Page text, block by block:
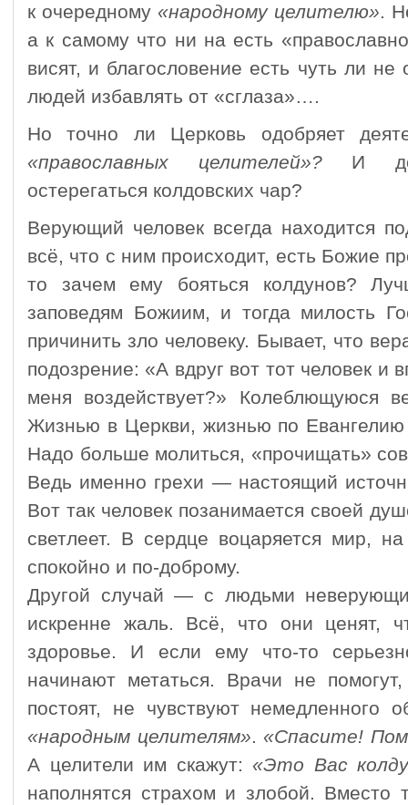
к очередному «народному целителю».
а к самому что ни на есть
висят, и благосло­вение есть чуть ли
людей избавлять от «сглаза»….
Но точно ли Церковь одобряет
«православных целителей»?И
остерегаться колдовских чар?
Верующий человек всегда находится
всё, что с ним происходит, есть Божие
то зачем ему бояться колдунов?
заповедям Божиим, и тогда милость
причинить зло человеку. Бывает, что
подозрение: «А вдруг вот тот человек и
меня воздействует?» Колеблющуюся
Жизнью в Церкви, жизнью по
Надо больше молиться, «прочищать»
Ведь именно грехи — настоящий
Вот так человек позанимается своей
светлеет. В сердце воцаряется мир,
спокойно и по-доброму.
Другой случай — с людьми
искренне жаль. Всё, что они ценят,
здоровье. И если ему что-то
начинают метаться. Врачи не
постоят, не чувствуют немедленного
«народным целителям». «Спасите!
А целители им скажут: «Это Вас
наполнятся страхом и злобой. Вместо